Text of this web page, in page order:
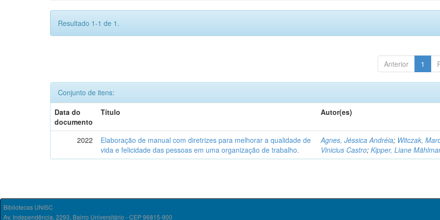
Resultado 1-1 de 1.
Anterior 1
Conjunto de itens:
Data do
documento
Título Autor(es)
2022
Elaboração de manual com diretrizes para melhorar a qualidade de
vida e felicidade das pessoas em uma organização de trabalho.
Agnes, Jéssica Andréia; Witczak,
Vinicius Castro;Kipper, Liane
Bibliotecas UNISC
Av. Independência, 2293, Bairro Universitário - CEP 96815-900